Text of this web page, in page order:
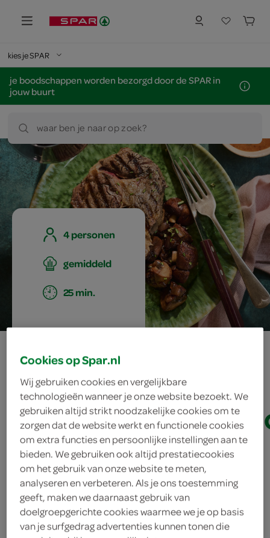
kies je SPAR
je boodschappen worden bezorgd door de SPAR in
jouw buurt
waar ben je naar op zoek?
4 personen
gemiddeld
25 min.
geroosterde
ribeye met
en
rozemarijnsaus
ingrediënten
Cookies op Spar.nl
Wij gebruiken cookies en vergelijkbare
technologieën wanneer je onze website bezoekt. We
gebruiken altijd strikt noodzakelijke cookies om te
zorgen dat de website werkt en functionele cookies
om extra functies en persoonlijke instellingen aan te
bieden. We gebruiken ook altijd prestatiecookies
om het gebruik van onze website te meten,
analyseren en verbeteren. Als je ons toestemming
geeft, maken we daarnaast gebruik van
doelgroepgerichte cookies waarmee we je op basis
van je surfgedrag advertenties kunnen tonen die